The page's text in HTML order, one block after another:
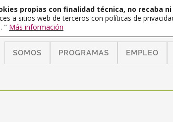
SOMOS PROGRAMAS EMPLEO
propias con finalidad técnica, no recaba
a sitios web de terceros con políticas de
" Más información